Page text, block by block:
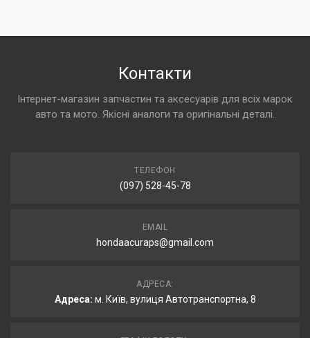
Контакти
Інтернет-магазин запчастин та аксесуарів для всіх марок
авто та мото. Якісні аналоги та оригінальні деталі.
ТЕЛЕФОН
(097) 528-45-78
EMAIL
hondaacuraps@gmail.com
АДРЕСА:
Адреса: м. Київ, вулиця Автотранспортна, 8